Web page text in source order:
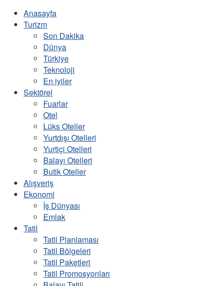
Anasayfa
Turizm
Son Dakika
Dünya
Türkiye
Teknoloji
En iyiler
Sektörel
Fuarlar
Otel
Lüks Oteller
Yurtdışı Otelleri
Yurtiçi Otelleri
Balayı Otelleri
Butik Oteller
Alışveriş
Ekonomi
İş Dünyası
Emlak
Tatil
Tatil Planlaması
Tatil Bölgeleri
Tatil Paketleri
Tatil Promosyonları